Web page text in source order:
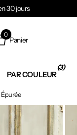
30 jours
0
Panier
PAR COULEUR
(3)